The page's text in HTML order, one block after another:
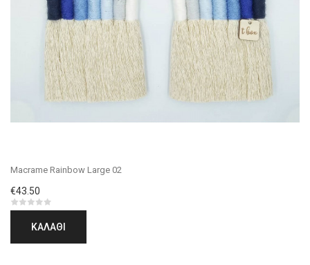
Macrame Rainbow Large 02
€43.50
ΚΑΛΆΘΙ